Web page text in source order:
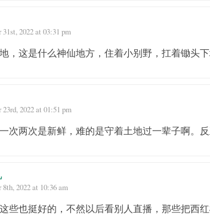
31st, 2022 at 03:31 pm
，这是什么神仙地方，住着小别野，扛着锄头下
23rd, 2022 at 01:51 pm
次两次是新鲜，难的是守着土地过一辈子啊。
8th, 2022 at 10:36 am
些也挺好的，不然以后看别人直播，那些把